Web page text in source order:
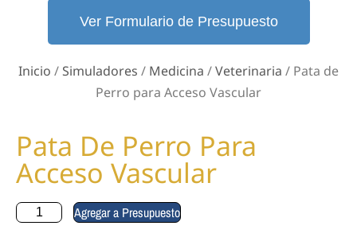
Ver Formulario de Presupuesto
Inicio / Simuladores / Medicina /Veterinaria / Pata de
Perro para Acceso Vascular
Pata De Perro Para
Acceso Vascular
Agregar a Presupuesto